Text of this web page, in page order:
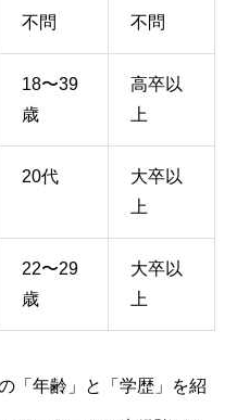
不問 不問
18〜39
歳
高卒以
上
20代
大卒以
上
22〜29
歳
大卒以
上
「年齢」と「学歴」を紹